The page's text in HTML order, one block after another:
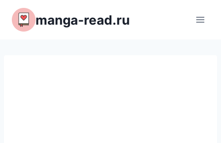
Перейти
содержимому
manga-read.ru